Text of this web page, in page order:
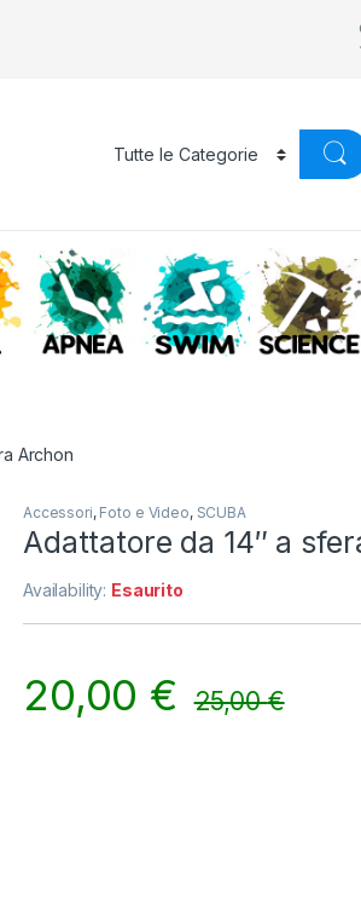
SAIL APNEA SWIM
Archon
Accessori, Foto e Video, SCUBA
Adattatore da 14″ a
Availability: Esaurito
20,00 € 25,00€